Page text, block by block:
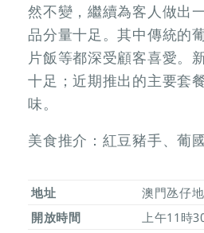
然不變，繼續為客人做出
品分量十足。其中傳統的
片飯等都深受顧客喜愛。
十足；近期推出的主要套
味。
美食推介：紅豆豬手、葡
地址
澳門氹仔
開放時間
上午11時